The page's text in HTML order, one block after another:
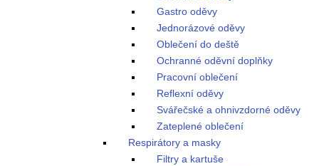
Gastro oděvy
Jednorázové oděvy
Oblečení do deště
Ochranné oděvní doplňky
Pracovní oblečení
Reflexní oděvy
Svářečské a ohnivzdorné oděvy
Zateplené oblečení
Respirátory a masky
Filtry a kartuše